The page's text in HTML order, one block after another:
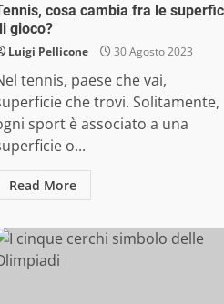
cosa cambia fra le
gioco?
Luigi Pellicone 30 Agosto 2023
tennis, paese che vai,
che trovi. Solitamente,
sport è associato a una
o...
Read More